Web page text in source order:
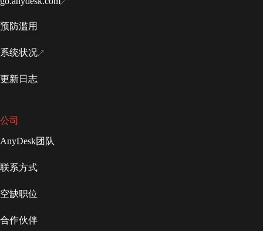
预防滥用
系统状况
更新日志
公司
AnyDesk团队
联系方式
空缺职位
合作伙伴